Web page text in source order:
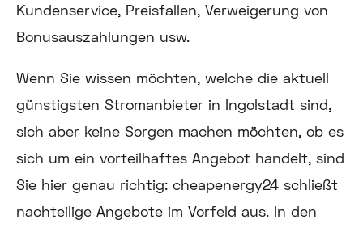
Kundenservice, Preisfallen, Verweigerung von
Bonusauszahlungen usw.
Wenn Sie wissen möchten, welche die aktuell
günstigsten Stromanbieter in Ingolstadt sind,
sich aber keine Sorgen machen möchten, ob es
sich um ein vorteilhaftes Angebot handelt, sind
Sie hier genau richtig: cheapenergy24 schließt
nachteilige Angebote im Vorfeld aus. In den